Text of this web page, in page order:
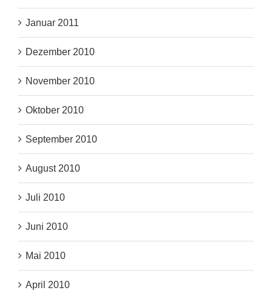
Januar 2011
Dezember 2010
November 2010
Oktober 2010
September 2010
August 2010
Juli 2010
Juni 2010
Mai 2010
April 2010